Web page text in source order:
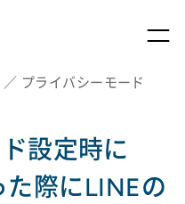
プライバシーモード
設定時に
際にLINEの